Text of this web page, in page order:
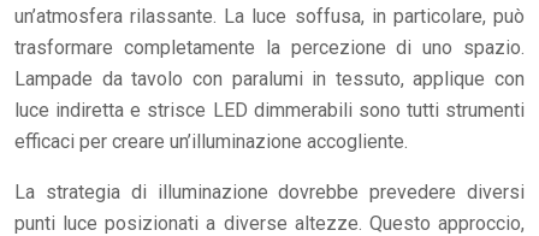
un’atmosfera rilassante. La luce soffusa, in particolare, può
trasformare completamente la percezione di uno spazio.
Lampade da tavolo con paralumi in tessuto, applique con
luce indiretta e strisce LED dimmerabili sono tutti strumenti
efficaci per creare un’illuminazione accogliente.
La strategia di illuminazione dovrebbe prevedere diversi
punti luce posizionati a diverse altezze. Questo approccio,